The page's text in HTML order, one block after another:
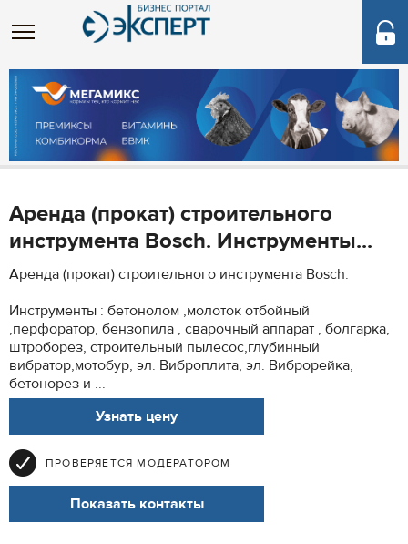
Аренда (прокат) строительного
инструмента Bosch. Инструменты...
Аренда (прокат) строительного инструмента Bosch.
Инструменты : бетонолом ,молоток отбойный
,перфоратор, бензопила , сварочный аппарат , болгарка,
штроборез, строительный пылесос,глубинный
вибратор,мотобур, эл. Виброплита, эл. Виброрейка,
бетонорез и ...
Узнать цену
ПРОВЕРЯЕТСЯ МОДЕРАТОРОМ
Показать контакты